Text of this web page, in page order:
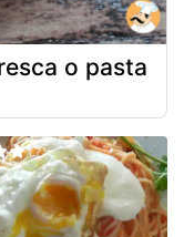
o pasta